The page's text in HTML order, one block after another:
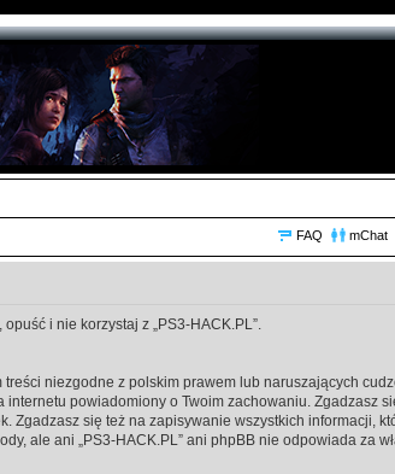
FAQ mChat
i nie korzystaj z „PS3-HACK.PL”.
niezgodne z polskim prawem lub naruszających
powiadomiony o Twoim zachowaniu. Zgadzasz
Zgadzasz się też na zapisywanie wszystkich informacji,
ale ani „PS3-HACK.PL” ani phpBB nie odpowiada za